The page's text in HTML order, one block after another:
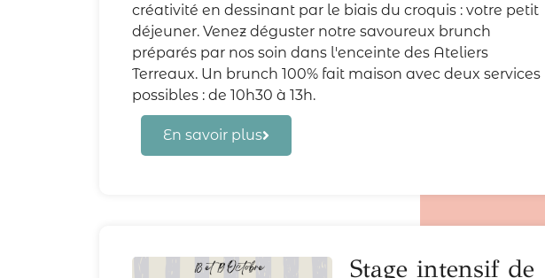
créativité en dessinant par le biais du croquis : votre petit
déjeuner. Venez déguster notre savoureux brunch
préparés par nos soin dans l'enceinte des Ateliers
Terreaux. Un brunch 100% fait maison avec deux services
possibles : de 10h30 à 13h.
En savoir plus
Stage intensif de